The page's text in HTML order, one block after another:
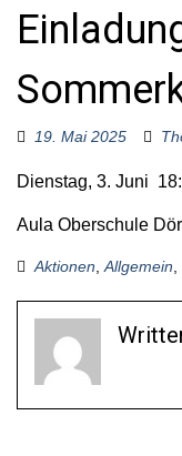
o
r
19. Mai 2025
Dienstag, 3. Juni
Aula Oberschule
Aktionen Allgemein